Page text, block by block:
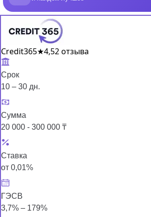
Credit365★4,52 отзыва
Срок
10 – 30 дн.
Сумма
20 000 - 300 000 ₸
Ставка
от 0,01%
ГЭСВ
3,7% – 179%